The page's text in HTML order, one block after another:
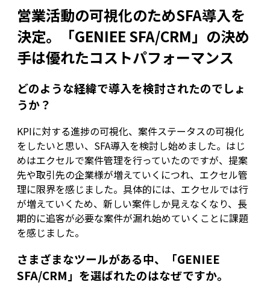
営業活動の可視化のためSFA導入を
決定。「GENIEE SFA/CRM」の決め
手は優れたコストパフォーマンス
どのような経緯で導入を検討されたのでしょ
うか？
KPIに対する進捗の可視化、案件ステータスの可視化
をしたいと思い、SFA導入を検討し始めました。はじ
めはエクセルで案件管理を行っていたのですが、提案
先や取引先の企業様が増えていくにつれ、エクセル管
理に限界を感じました。具体的には、エクセルでは行
が増えていくため、新しい案件しか見えなくなり、長
期的に追客が必要な案件が漏れ始めていくことに課題
を感じました。
さまざまなツールがある中、「GENIEE
SFA/CRM」を選ばれたのはなぜですか。